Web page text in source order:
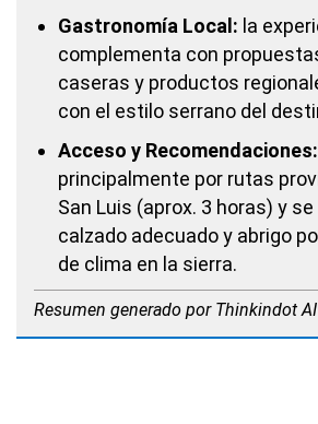
Gastronomía Local: la
complementa con
caseras y productos
con el estilo serrano del
Acceso y Recomendaciones:
principalmente por rutas
San Luis (aprox. 3 horas) y
calzado adecuado y abrigo
de clima en la sierra.
Resumen generado por Thinkindot AI